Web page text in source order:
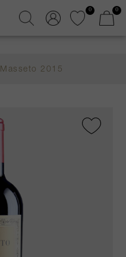
0 0
Masseto 2015